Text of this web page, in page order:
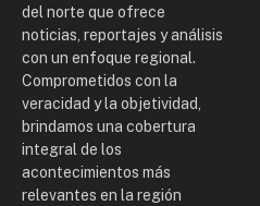
del norte que ofrece
noticias, reportajes y análisis
con un enfoque regional.
Comprometidos con la
veracidad y la objetividad,
brindamos una cobertura
integral de los
acontecimientos más
relevantes en la región